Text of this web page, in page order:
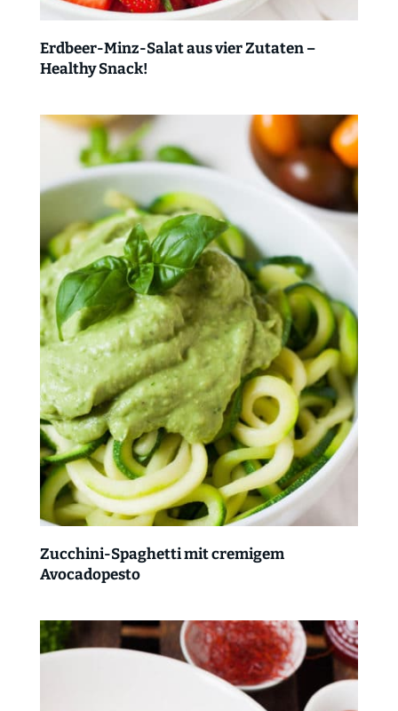
Erdbeer-Minz-Salat aus vier Zutaten –
Healthy Snack!
Zucchini-Spaghetti mit cremigem
Avocadopesto